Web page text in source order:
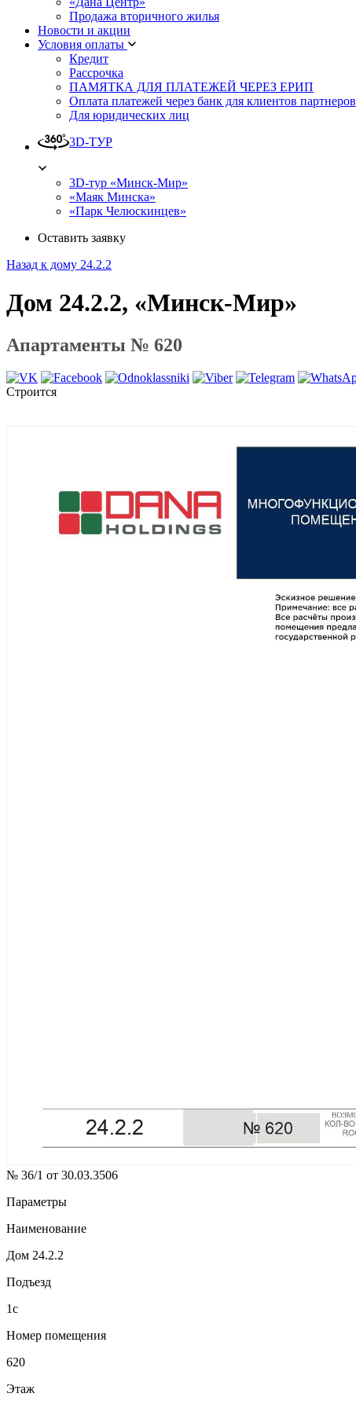
Продажа вторичного жилья
Новости и акции
Условия оплаты
Кредит
Рассрочка
ПАМЯТКА ДЛЯ ПЛАТЕЖЕЙ ЧЕРЕЗ ЕРИП
Оплата платежей через банк для клиентов партнеров
Для юридических лиц
3D-ТУР
3D-тур «Минск-Мир»
«Маяк Минска»
«Парк Челюскинцев»
Оставить заявку
Назад к дому 24.2.2
Дом 24.2.2, «Минск-Мир»
Апартаменты № 620
Строится
№ 36/1 от 30.03.3506
Параметры
Наименование
Дом 24.2.2
Подъезд
1с
Номер помещения
620
Этаж